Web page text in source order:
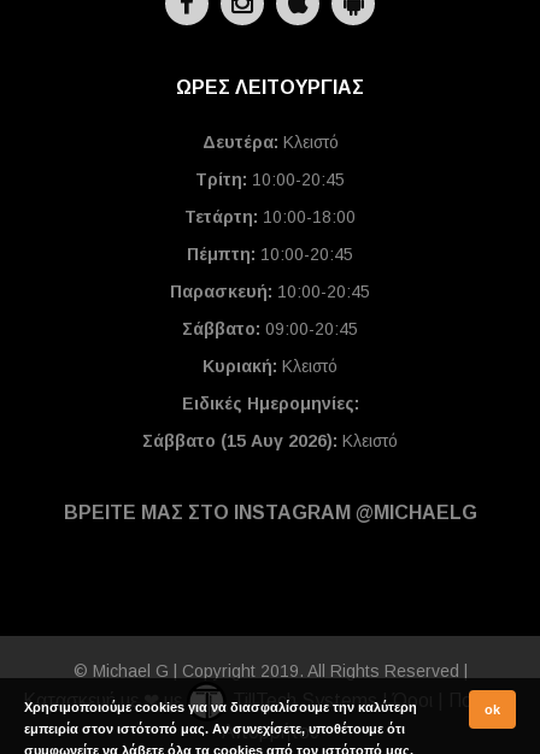
ΩΡΕΣ ΛΕΙΤΟΥΡΓΙΑΣ
Δευτέρα: Κλειστό
Τρίτη: 10:00-20:45
Τετάρτη: 10:00-18:00
Πέμπτη: 10:00-20:45
Παρασκευή: 10:00-20:45
Σάββατο: 09:00-20:45
Κυριακή: Κλειστό
Ειδικές Ημερομηνίες:
Σάββατο (15 Αυγ 2026): Κλειστό
ΒΡΕΙΤΕ ΜΑΣ ΣΤΟ INSTAGRAM @MICHAELG
© Michael G | Copyright 2019. All Rights Reserved |
Κατασκευή με ❤ με TillTech Systems|Όροι
Πολιτική
Απορρήτου
Χρησιμοποιούμε cookies για να διασφαλίσουμε την καλύτερη
εμπειρία στον ιστότοπό μας. Αν συνεχίσετε, υποθέτουμε ότι
συμφωνείτε να λάβετε όλα τα cookies από τον ιστότοπό μας.
ok